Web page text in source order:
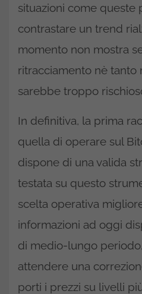
situazioni come queste
contrastare un trend
momento non mostra
ritracciamento nè tanto
sarebbe troppo
In definitiva, la prima
quella di operare sul
dispone di una valida
testata su questo
scelta operativa
informazioni ad oggi
di medio-lungo
attendere una
porti i prezzi su livelli